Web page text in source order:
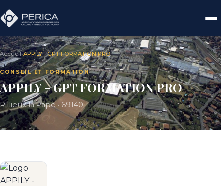
Accueil›APPILY - GPT FORMATION PRO
CONSEIL ET FORMATION
APPILY - GPT FORMATION PRO
Rillieux la Pape · 69140